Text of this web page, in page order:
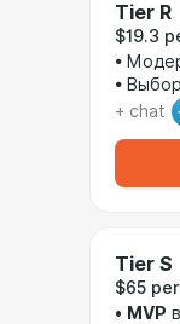
Tier R
$19.3
•
•
+ chat
Tier S
$65
• MVP